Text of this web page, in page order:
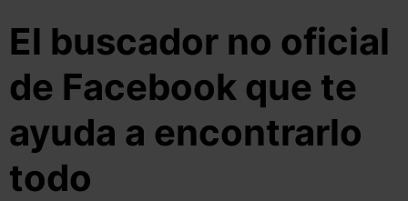
El buscador no oficial
de Facebook que te
ayuda a encontrarlo
todo